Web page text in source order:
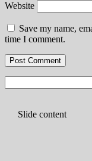
Website
Save my name,
time I comment.
for: